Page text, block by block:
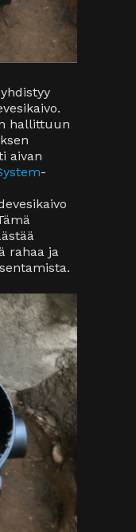
hallittuun
aivan
-
rahaa ja